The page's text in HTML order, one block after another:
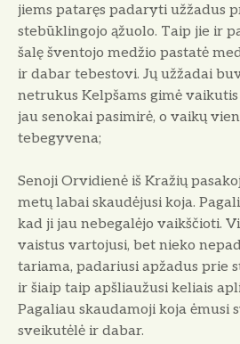
jiems pata­ręs padaryti užžadus
stebūklingojo ąžuolo. Taip jie ir
šalę šventojo medžio pastatė
ir dabar tebestovi. Jų užžadai
netrukus Kelpšams gimė
jau senokai pasimirė, o vaikų
tebegyvena;
Senoji Orvidienė iš Kražių
metų labai skaudėjusi koja.
kad ji jau nebegalėjo vaikš­čioti.
vaistus var­tojusi, bet nieko
tariama, padariusi apžadus prie
ir šiaip taip apšliaužusi keliais
Pagaliau skaudamoji koja ėmusi
sveikutėlė ir dabar.